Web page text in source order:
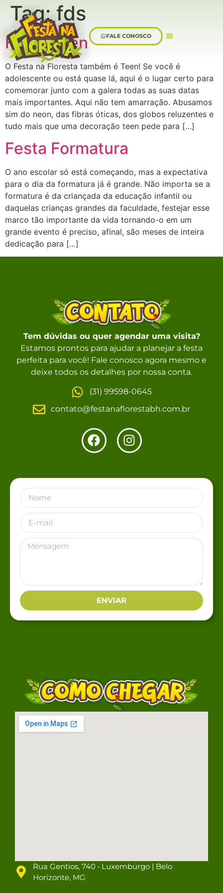
FALE CONOSCO
Tag:fds
Festa Teen
O Festa na Floresta também é Teen! Se você é
adolescente ou está quase lá, aqui é o lugar certo para
comemorar junto com a galera todas as suas datas
mais importantes. Aqui não tem amarração. Abusamos
sim do neon, das fibras óticas, dos globos reluzentes e
tudo mais que uma decoração teen pede para […]
Festa Formatura
O ano escolar só está começando, mas a expectativa
para o dia da formatura já é grande. Não importa se a
formatura é da criançada da educação infantil ou
daquelas crianças grandes da faculdade, festejar esse
marco tão importante da vida tornando-o em um
grande evento é preciso, afinal, são meses de inteira
dedicação para […]
Tem dúvidas ou quer agendar uma visita?
Estamos prontos para ajudar a planejar a festa
perfeita para você! Fale conosco agora mesmo e
deixe todos os detalhes por nossa conta.
(31) 99598-0645
contato@festanaflorestabh.com.br
ENVIAR
Rua Gentios, 740 • Luxemburgo | Belo
Horizonte, MG